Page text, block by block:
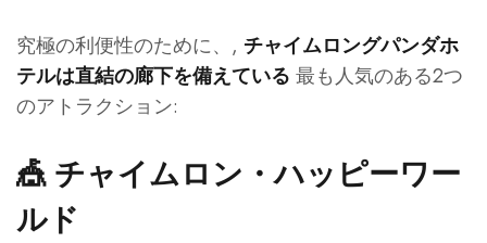
究極の利便性のために、, チャイムロングパンダホ
テルは直結の廊下を備えている 最も人気のある2つ
のアトラクション:
🎪 チャイムロン・ハッピーワー
ルド